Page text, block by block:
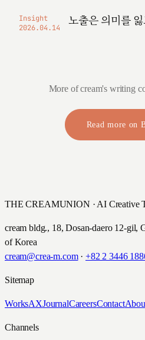
Insight
2026.04.14
노출은 의미를
More of cream's writing
Read more on
THE CREAMUNION · AI Creative
cream bldg., 18, Dosan-daero 12-gil,
of Korea
cream@crea-m.com· +82 2 3446
Sitemap
WorksAXJournalCareersContact
Channels